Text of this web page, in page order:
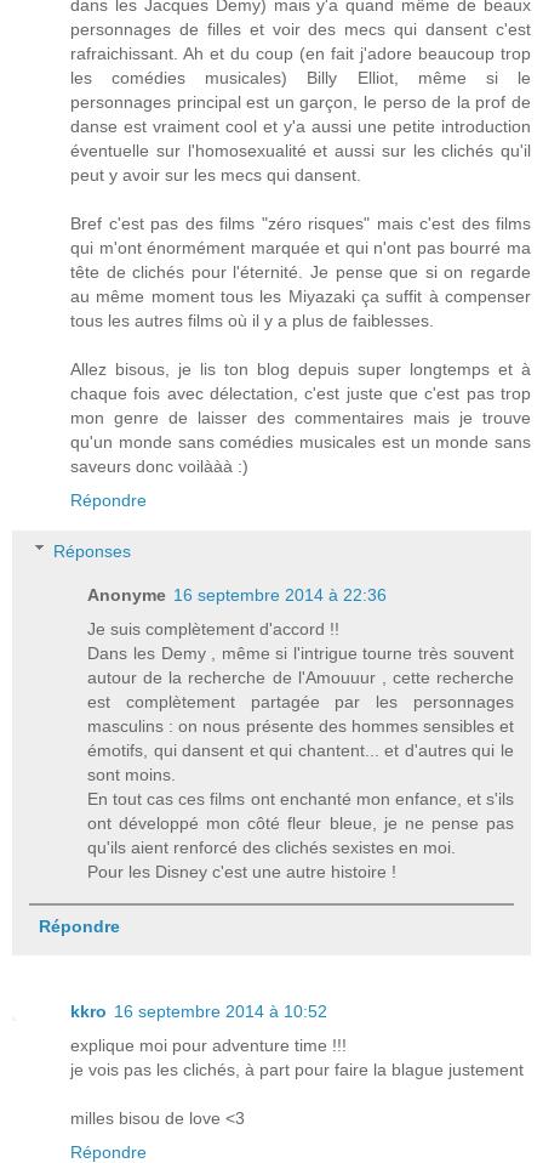
dans les Jacques Demy) mais y'a quand même de beaux
personnages de filles et voir des mecs qui dansent c'est
rafraichissant. Ah et du coup (en fait j'adore beaucoup trop
les comédies musicales) Billy Elliot, même si le
personnages principal est un garçon, le perso de la prof de
danse est vraiment cool et y'a aussi une petite introduction
éventuelle sur l'homosexualité et aussi sur les clichés qu'il
peut y avoir sur les mecs qui dansent.
Bref c'est pas des films "zéro risques" mais c'est des films
qui m'ont énormément marquée et qui n'ont pas bourré ma
tête de clichés pour l'éternité. Je pense que si on regarde
au même moment tous les Miyazaki ça suffit à compenser
tous les autres films où il y a plus de faiblesses.
Allez bisous, je lis ton blog depuis super longtemps et à
chaque fois avec délectation, c'est juste que c'est pas trop
mon genre de laisser des commentaires mais je trouve
qu'un monde sans comédies musicales est un monde sans
saveurs donc voilààà :)
Répondre
Réponses
Anonyme 16 septembre 2014 à 22:36
Je suis complètement d'accord !!
Dans les Demy , même si l'intrigue tourne très souvent
autour de la recherche de l'Amouuur , cette recherche
est complètement partagée par les personnages
masculins : on nous présente des hommes sensibles et
émotifs, qui dansent et qui chantent... et d'autres qui le
sont moins.
En tout cas ces films ont enchanté mon enfance, et s'ils
ont développé mon côté fleur bleue, je ne pense pas
qu'ils aient renforcé des clichés sexistes en moi.
Pour les Disney c'est une autre histoire !
Répondre
kkro 16 septembre 2014 à 10:52
explique moi pour adventure time !!!
je vois pas les clichés, à part pour faire la blague justement
milles bisou de love <3
Répondre